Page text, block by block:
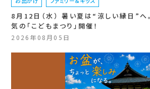
8月12日（水） 暑い夏は“涼しい縁日”へ
気の「こどもまつり」開催！
2026年08月05日